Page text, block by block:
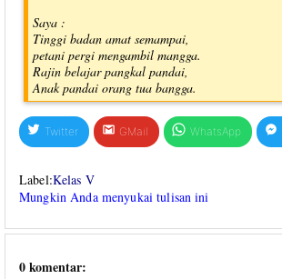
Saya :
Tinggi badan amat semampai,
petani pergi mengambil mangga.
Rajin belajar pangkal pandai,
Anak pandai orang tua bangga.
Twitter GMail WhatsApp
Label:Kelas V
Mungkin Anda menyukai tulisan ini
0 komentar: